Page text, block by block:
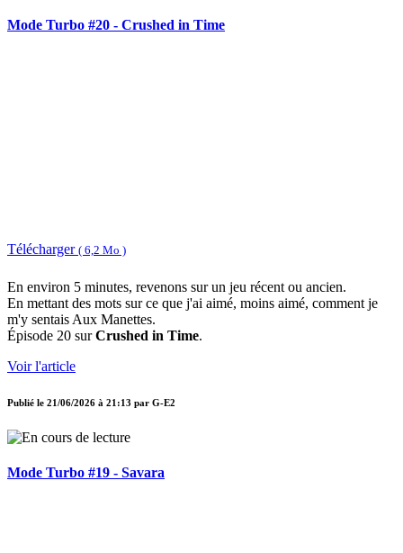
Mode Turbo #20 - Crushed in Time
Télécharger ( 6,2 Mo )
En environ 5 minutes, revenons sur un jeu récent ou ancien.
En mettant des mots sur ce que j'ai aimé, moins aimé, comment je
m'y sentais Aux Manettes.
Épisode 20 surCrushed in Time.
Voir l'article
Publié le 21/06/2026 à 21:13 par G-E2
Mode Turbo #19 - Savara